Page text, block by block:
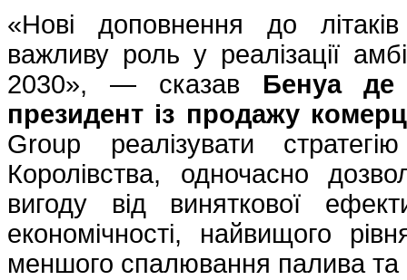
«Нові доповнення до літаків
важливу роль у реалізації
2030», — сказав Бенуа де
президент із продажу
Group реалізувати
Королівства, одночасно
вигоду від виняткової
економічності, найвищого
меншого спалювання палива та